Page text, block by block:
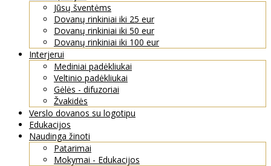
Jūsų šventėms
Dovanų rinkiniai iki 25 eur
Dovanų rinkiniai iki 50 eur
Dovanų rinkiniai iki 100 eur
Interjerui
Mediniai padėkliukai
Veltinio padėkliukai
Gėlės - difuzoriai
Žvakidės
Verslo dovanos su logotipu
Edukacijos
Naudinga žinoti
Patarimai
Mokymai - Edukacijos